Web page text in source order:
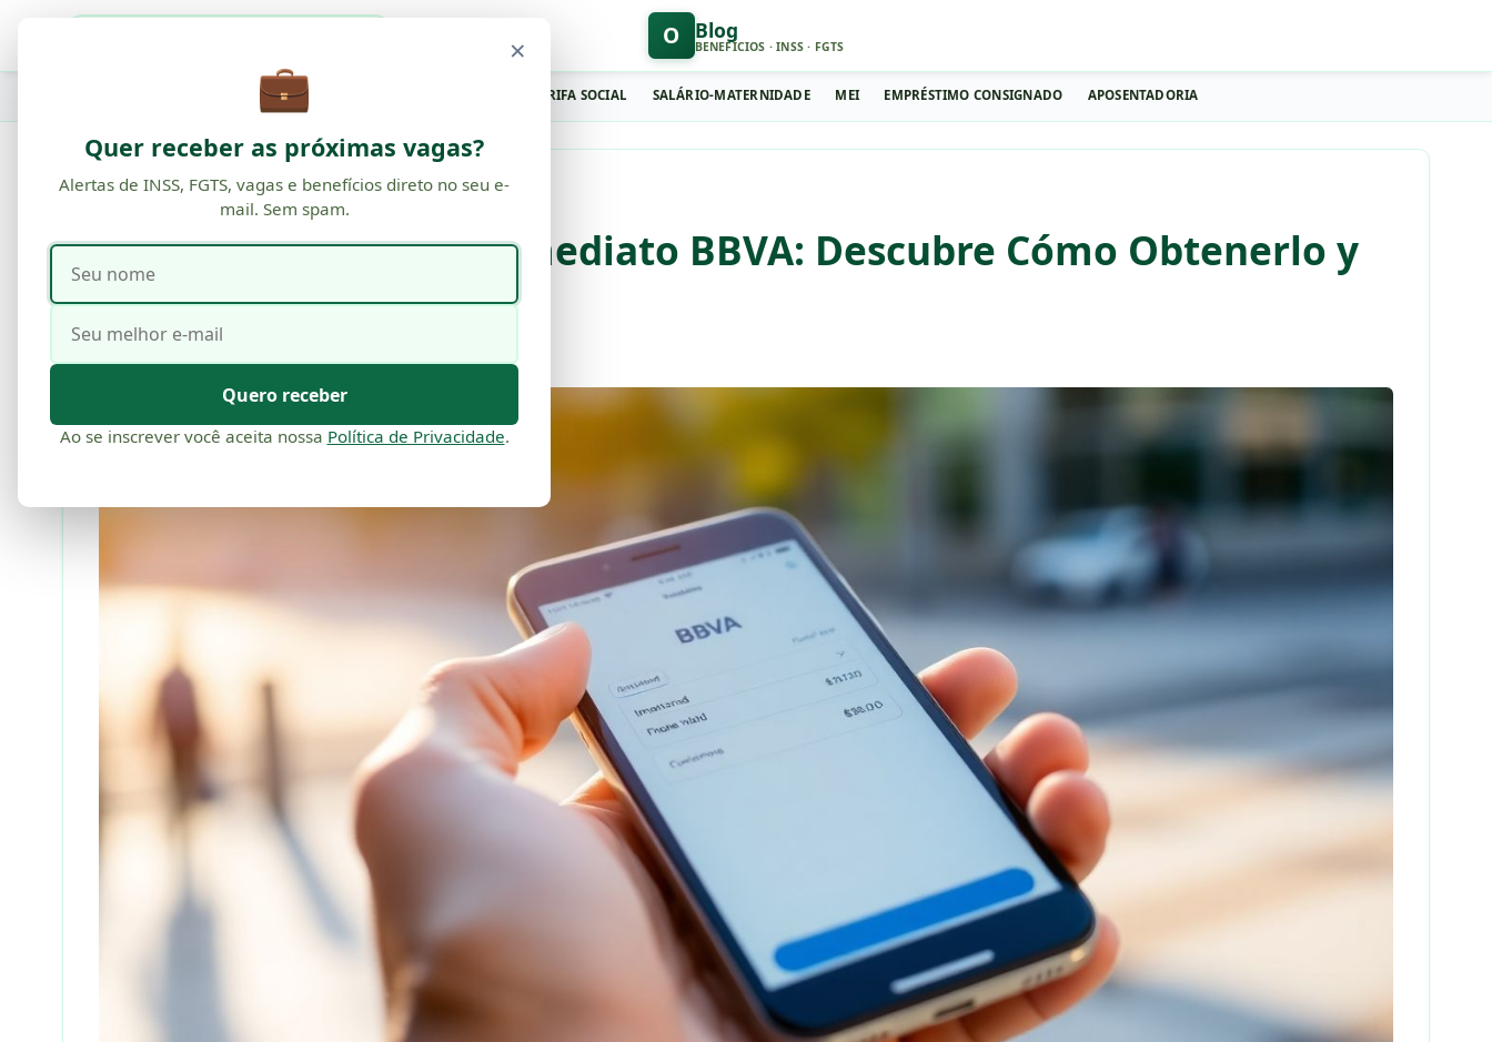
O Blog
BENEFÍCIOS · INSS · FGTS
VAGA TARIFA SOCIAL SALÁRIO-MATERNIDADE MEI EMPRÉSTIMO CONSIGNADO APOSENTADORIA
UNCATEGORIZED
Préstamo Personal Inmediato BBVA: Descubre Cómo Obtenerlo y
Sus Ventajas Clave
×
💼
Quer receber as próximas vagas?
Alertas de INSS, FGTS, vagas e benefícios direto no seu e-
mail. Sem spam.
Seu
nome
Seu
mail
Quero receber
Ao se inscrever você aceita nossa Política de Privacidade.